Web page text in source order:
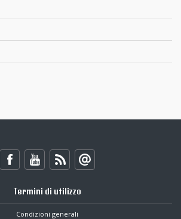
Termini di utilizzo
Condizioni generali